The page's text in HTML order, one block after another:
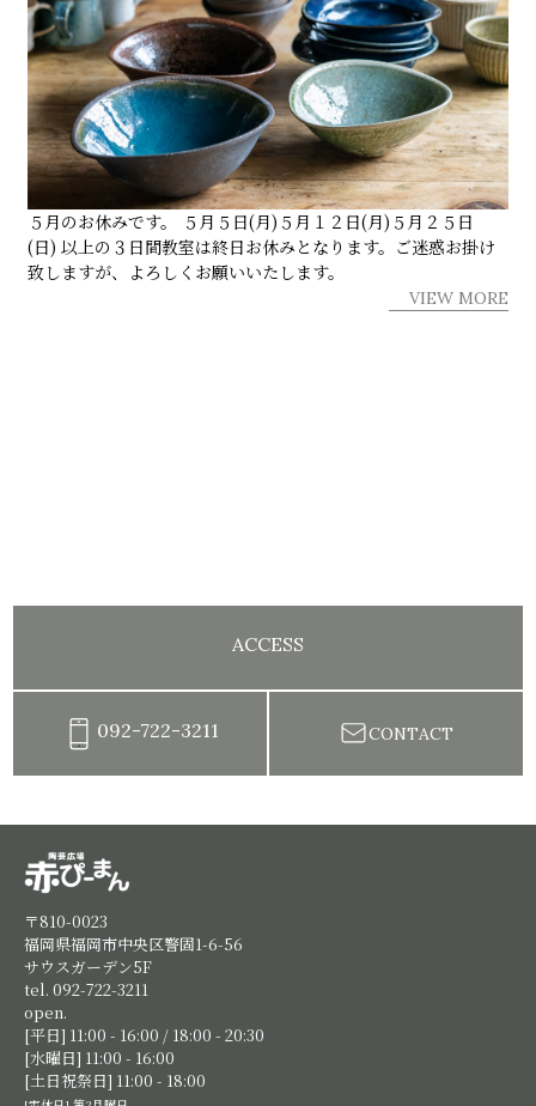
５月のお休みです。 ５月５日(月)５月１２日(月)５月２５日
(日) 以上の３日間教室は終日お休みとなります。ご迷惑お掛け
致しますが、よろしくお願いいたします。
VIEW MORE
ACCESS
092-722-3211 CONTACT
〒810-0023
福岡県福岡市中央区警固1-6-56
サウスガーデン5F
tel. 092-722-3211
open.
[平日] 11:00 - 16:00 / 18:00 - 20:30
[水曜日] 11:00 - 16:00
[土日祝祭日] 11:00 - 18:00